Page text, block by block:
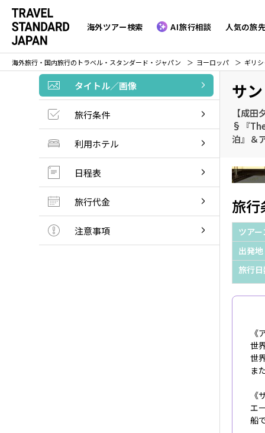
海外ツアー検索 AI旅行相談 人気の旅
海外旅行・国内旅行のトラベル・スタンダード・ジャパン ヨーロッパ ギリ
タイトル／画像
旅行条件
利用ホテル
日程表
旅行代金
注意事項
サ
【成
§『
泊』＆
旅行
ツア
出発地
旅行
世
世
ま
エ
船